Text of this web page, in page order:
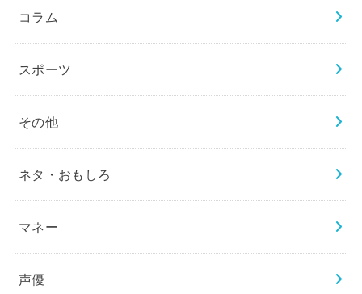
コラム
スポーツ
その他
ネタ・おもしろ
マネー
声優